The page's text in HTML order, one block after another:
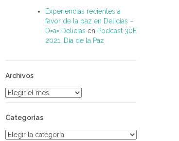
Experiencias recientes a
favor de la paz en Delicias –
D=a= Delicias en Podcast 30E
2021. Día de la Paz
Archivos
Archivos
Categorías
Categorías